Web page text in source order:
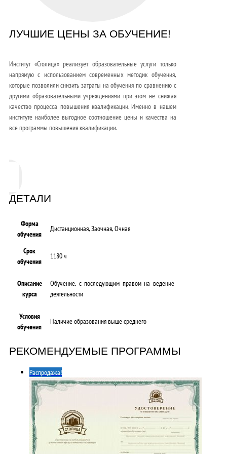
ЛУЧШИЕ ЦЕНЫ ЗА ОБУЧЕНИЕ!
Институт «Столица» реализует образовательные услуги только
напрямую с использованием современных методик обучения,
которые позволили снизить затраты на обучения по сравнению с
другими образовательными учреждениями при этом не снижая
качество процесса повышения квалификации. Именно в нашем
институте наиболее выгодное соотношение цены и качества на
все программы повышения квалификации.
ДЕТАЛИ
Форма
обучения
Дистанционная, Заочная, Очная
Срок
обучения
1180 ч
Описание
курса
Обучение, с последующим правом на ведение
деятельности
Условия
обучения
Наличие образования выше среднего
РЕКОМЕНДУЕМЫЕ ПРОГРАММЫ
Распродажа!